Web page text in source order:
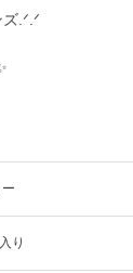
.ᐟ.ᐟ
り